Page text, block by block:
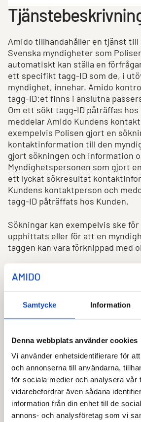
Samtycke Information
Denna webbplats använder cookies
Vi använder enhetsidentifierare för
och annonserna till användarna,
för sociala medier och analysera vår
vidarebefordrar även sådana
information från din enhet till de
annons- och analysföretag som vi
Amido tillhandahåller en tjänst till
Svenska myndigheter som
automatiskt kan ställa en
ett specifikt tagg-ID som de, i
myndighet, innehar. Amido
tagg-ID:et finns i anslutna
Om ett sökt tagg-ID påträffas hos
meddelar Amido Kundens
exempelvis Polisen gjort en
kontaktinformation till den
gjort sökningen och information
Myndighetspersonen som gjort
ett lyckat sökresultat
Kundens kontaktperson och
tagg-ID påträffats hos Kunden.
Sökningar kan exempelvis ske
upphittats eller för att en
taggen kan vara förknippad med
Allmänt
Kunden godkänner att Amido får
myndigheter som elektroniskt
automatiskt söka ifall efterfrågat
Amido delar ingen annan
än resultatet av en sökning och
delas även kontaktuppgifter till
Kunden som kan lämna ut mer
taggen till personen hos
sökningen.
Amido lagrar när en sökning
resultatet på sökt tagg-ID.